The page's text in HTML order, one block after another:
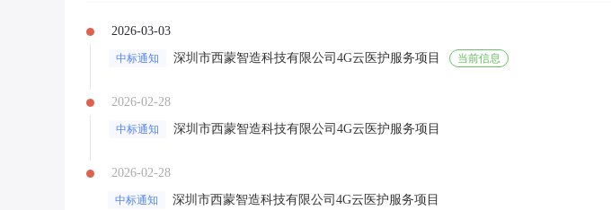
2026-03-03
中标通知 深圳市西蒙智造科技有限公司4G云医护服务项目 当前信息
2026-02-28
中标通知 深圳市西蒙智造科技有限公司4G云医护服务项目
2026-02-28
中标通知 深圳市西蒙智造科技有限公司4G云医护服务项目